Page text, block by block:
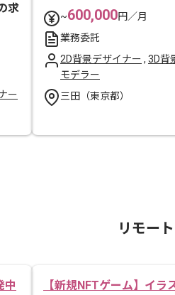
求
ー
~600,000円／月
業務委託
2D背景デザイナー , 3D背
モデラー
三田（東京都）
リモー
中
【新規NFTゲーム】イラ